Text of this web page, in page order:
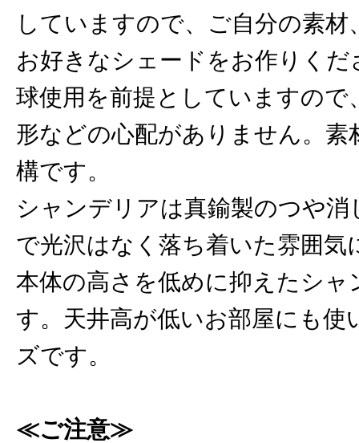
していますので、ご自分の素材
お好きなシェードをお作りくだ
球使用を前提としていますので
形などの心配がありません。素
構です。
シャンデリアは真鍮製のつや消
で光沢はなく落ち着いた雰囲気
本体の高さを低めに抑えたシャ
す。天井高が低いお部屋にも使
ズです。
≪ご注意≫